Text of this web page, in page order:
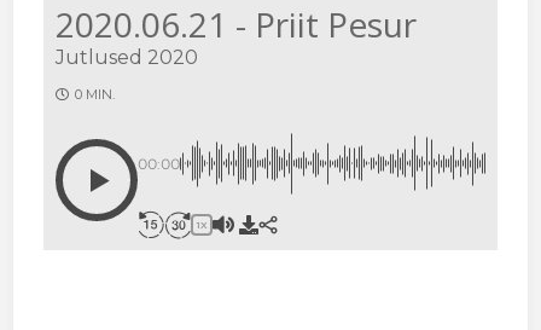
2020.06.21 - Priit Pesur
Jutlused 2020
0 MIN.
00:00
1X